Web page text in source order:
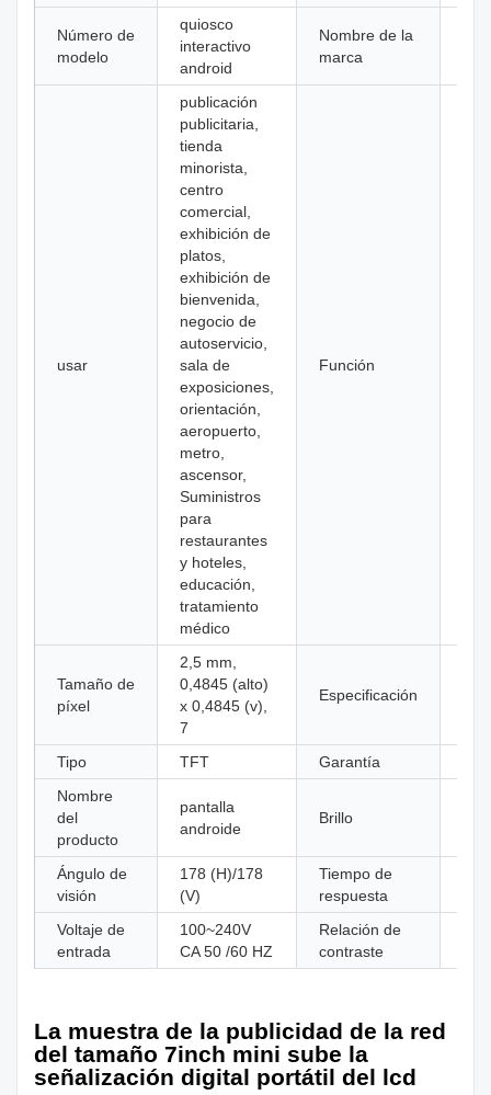
Número de
modelo
quiosco
interactivo
android
Nombre de la
marca
usar
publicación
publicitaria,
tienda
minorista,
centro
comercial,
exhibición de
platos,
exhibición de
bienvenida,
negocio de
autoservicio,
sala de
exposiciones,
orientación,
aeropuerto,
metro,
ascensor,
Suministros
para
restaurantes
y hoteles,
educación,
tratamiento
médico
Función
Tamaño de
píxel
2,5 mm,
0,4845 (alto)
x 0,4845 (v),
7
Especificación
Tipo TFT Garantía
Nombre
del
producto
pantalla
androide
Brillo
Ángulo de
visión
178 (H)/178
(V)
Tiempo de
respuesta
Voltaje de
entrada
100~240V
CA 50 /60 HZ
Relación de
contraste
La muestra de la publicidad de la red
del tamaño 7inch mini sube la
señalización digital portátil del lcd